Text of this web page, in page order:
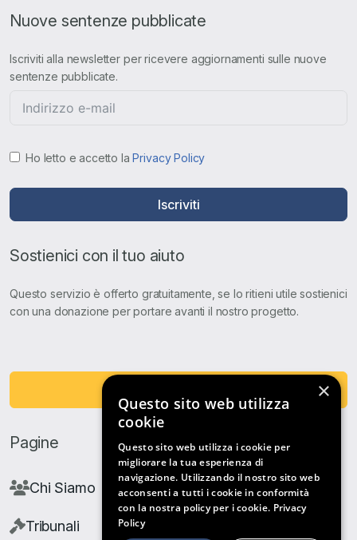
Nuove sentenze pubblicate
Iscriviti alla newsletter per ricevere aggiornamenti sulle nuove
sentenze pubblicate.
Ho letto e accetto laPrivacy Policy
Iscriviti
Sostienici con il tuo aiuto
Questo servizio è offerto gratuitamente, se lo ritieni utile sostienici
con una donazione per portare avanti il nostro progetto.
Pagine
Chi Siamo
Tribunali
×
Questo sito web utilizza
cookie
Questo sito web utilizza i cookie per
migliorare la tua esperienza di
navigazione. Utilizzando il nostro sito web
acconsenti a tutti i cookie in conformità
con la nostra policy per i cookie. Privacy
Policy